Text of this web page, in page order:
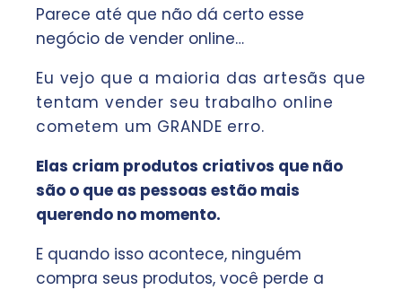
Parece até que não dá certo esse
negócio de vender online…
Eu vejo que a maioria das artesãs que
tentam vender seu trabalho online
cometem um GRANDE erro.
Elas criam produtos criativos que não
são o que as pessoas estão mais
querendo no momento.
E quando isso acontece, ninguém
compra seus produtos, você perde a